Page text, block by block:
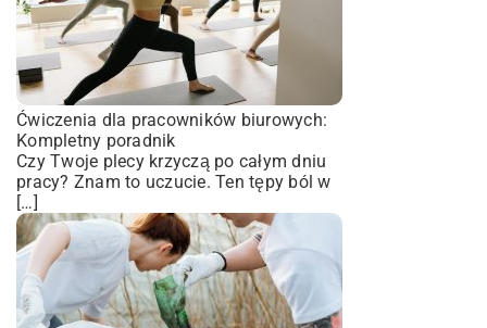
Ćwiczenia dla pracowników biurowych:
Kompletny poradnik
Czy Twoje plecy krzyczą po całym dniu
pracy? Znam to uczucie. Ten tępy ból w
[…]